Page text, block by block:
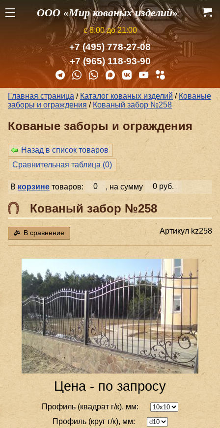
ООО «Мир кованых изделий»
с 8:00 до 21:00
+7 (495) 778-27-08
+7 (965) 118-93-90
Главная страница / Каталог кованых изделий / Кованые
заборы и ог­ражде­ния / Кованый забор №258
Кованые заборы и ог­ражде­ния
Назад в список товаров
Сравнительная таблица (0)
В корзинетоваров: 0 , на сумму 0 руб.
Кованый забор №258
В сравнение Артикул kz258
Цена - по запросу
Профиль (квадрат г/к), мм:
Профиль (круг г/к), мм: